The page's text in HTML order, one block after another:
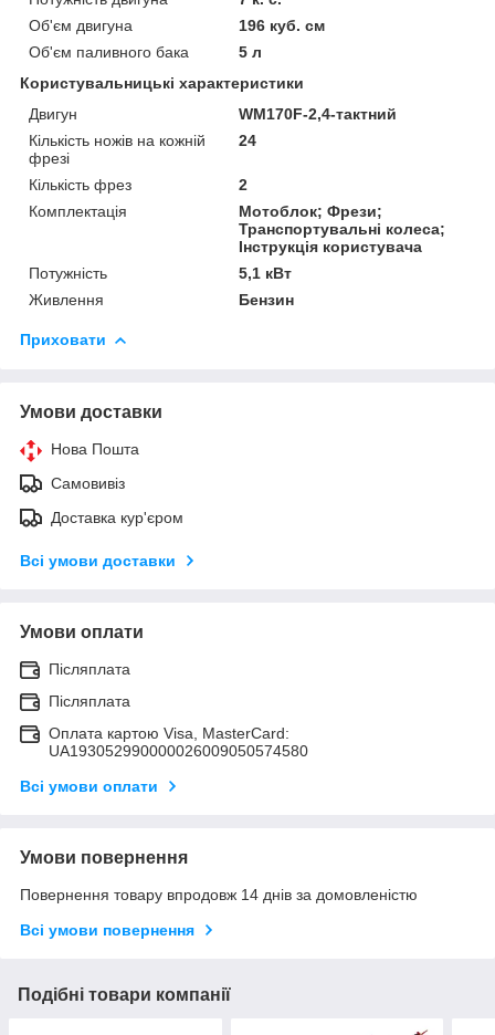
Об'єм двигуна
196 куб. см
Об'єм паливного бака
5 л
Користувальницькі характеристики
Двигун
WM170F-2,4-тактний
Кількість ножів на кожній
фрезі
24
Кількість фрез
2
Комплектація
Мотоблок; Фрези;
Транспортувальні колеса;
Інструкція користувача
Потужність
5,1 кВт
Живлення
Бензин
Приховати
Умови доставки
Нова Пошта
Самовивіз
Доставка кур'єром
Всі умови доставки
Умови оплати
Післяплата
Післяплата
Оплата картою Visa, MasterCard:
UA193052990000026009050574580
Всі умови оплати
Умови повернення
Повернення товару впродовж 14 днів за домовленістю
Всі умови повернення
Подібні товари компанії